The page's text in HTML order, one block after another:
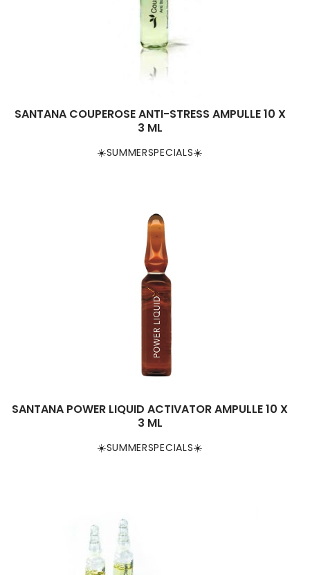
☀️SUMMERSPECIALS☀️
SANTANA COUPEROSE ANTI-STRESS AMPULLE 10 X
3 ML
☀️SUMMERSPECIALS☀️
SANTANA POWER LIQUID ACTIVATOR AMPULLE 10 X
3 ML